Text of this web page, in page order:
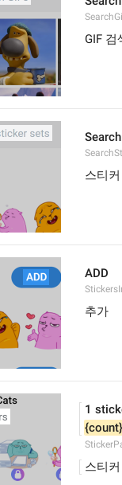
GIF 검
스티
ADD
추가
1
{count}
스티